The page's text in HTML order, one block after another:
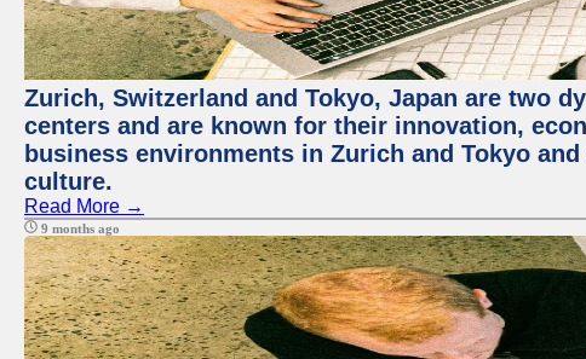
Zurich, Switzerland and Tokyo, Japan are two
centers and are known for their innovation,
business environments in Zurich and Tokyo
culture.
Read More →
9 months ago